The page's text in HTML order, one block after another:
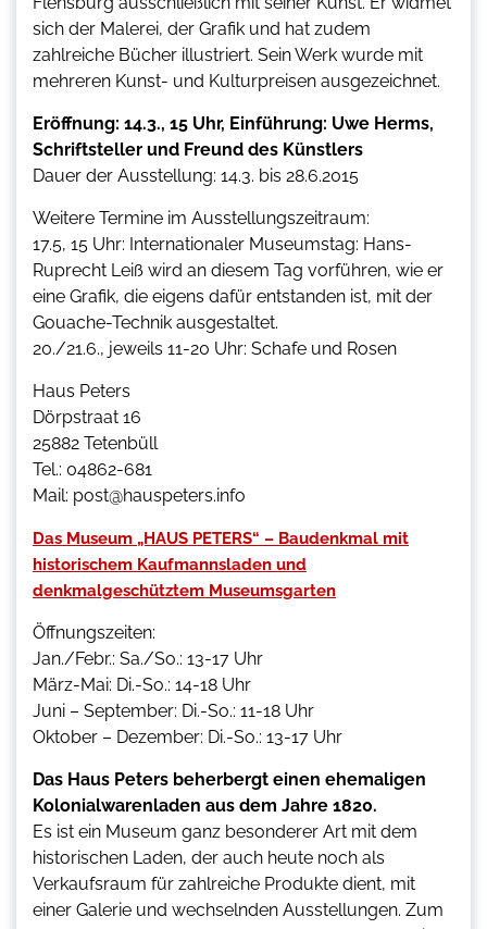
sich der Malerei, der Grafik und hat zudem
zahlreiche Bücher illustriert. Sein Werk wurde mit
mehreren Kunst- und Kulturpreisen ausgezeichnet.
Eröffnung: 14.3., 15 Uhr, Einführung: Uwe Herms,
Schriftsteller und Freund des Künstlers
Dauer der Ausstellung: 14.3. bis 28.6.2015
Weitere Termine im Ausstellungszeitraum:
17.5, 15 Uhr: Internationaler Museumstag: Hans-
Ruprecht Leiß wird an diesem Tag vorführen, wie er
eine Grafik, die eigens dafür entstanden ist, mit der
Gouache-Technik ausgestaltet.
20./21.6., jeweils 11-20 Uhr: Schafe und Rosen
Haus Peters
Dörpstraat 16
25882 Tetenbüll
Tel.: 04862-681
Mail: post@hauspeters.info
Das Museum „HAUS PETERS“ – Baudenkmal mit
historischem Kaufmannsladen und
denkmalgeschütztem Museumsgarten
Öffnungszeiten:
Jan./Febr.: Sa./So.: 13-17 Uhr
März-Mai: Di.-So.: 14-18 Uhr
Juni – September: Di.-So.: 11-18 Uhr
Oktober – Dezember: Di.-So.: 13-17 Uhr
Das Haus Peters beherbergt einen ehemaligen
Kolonialwarenladen aus dem Jahre 1820.
Es ist ein Museum ganz besonderer Art mit dem
historischen Laden, der auch heute noch als
Verkaufsraum für zahlreiche Produkte dient, mit
einer Galerie und wechselnden Ausstellungen. Zum